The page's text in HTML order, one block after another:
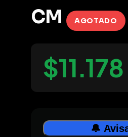
CM
AGOTADO
$11.178
🔔